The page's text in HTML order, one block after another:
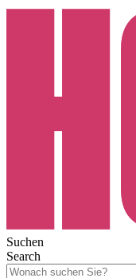
Suchen
Search